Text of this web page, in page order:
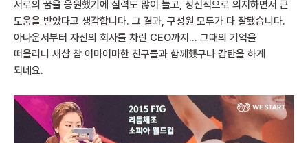
서로의 꿈을 응원했기에 실력도 많이 늘고, 정신적으로 의지하면서 큰
도움을 받았다고 생각합니다. 그 결과, 구성원 모두가 다 잘됐습니다.
아나운서부터 자신의 회사를 차린 CEO까지… 그때의 기억을
떠올리니 새삼 참 어마어마한 친구들과 함께했구나 감탄을 하게
되네요.